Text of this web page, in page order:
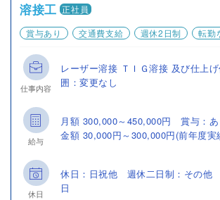
溶接工 正社員
賞与あり
交通費支給 週休2日制 転勤
仕事内容
レーザー溶接 ＴＩＧ溶接 及び仕上
囲：変更なし
給与
月額 300,000～450,000円 賞与
金額 30,000円～300,000円(前年度実
休日
休日：日祝他 週休二日制：その他
日